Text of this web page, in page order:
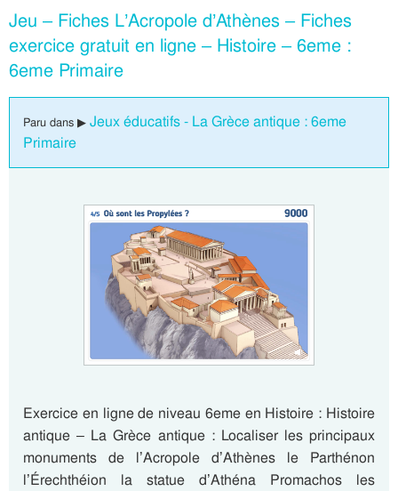
Jeu – Fiches L’Acropole d’Athènes – Fiches
exercice gratuit en ligne – Histoire – 6eme :
6eme Primaire
Paru dans ▶ Jeux éducatifs - La Grèce antique : 6eme
Primaire
Exercice en ligne de niveau 6eme en Histoire : Histoire
antique – La Grèce antique : Localiser les principaux
monuments de l’Acropole d’Athènes le Parthénon
l’Érechthéion la statue d’Athéna Promachos les